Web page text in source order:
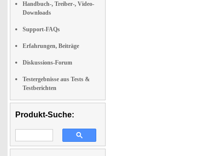
Handbuch-, Treiber-, Video-
Downloads
Support-FAQs
Erfahrungen, Beiträge
Diskussions-Forum
Testergebnisse aus Tests &
Testberichten
Produkt-Suche: